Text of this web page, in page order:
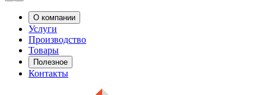
О компании
Услуги
Производство
Товары
Полезное
Контакты